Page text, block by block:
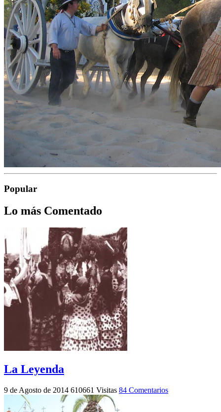
Popular
Lo más Comentado
La Leyenda
9 de Agosto de 2014 610661 Visitas 84 Comentarios